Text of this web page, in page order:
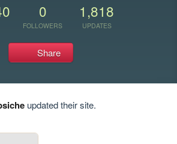
0
FOLLOWERS
1,818
UPDATES
Share
updated their site.